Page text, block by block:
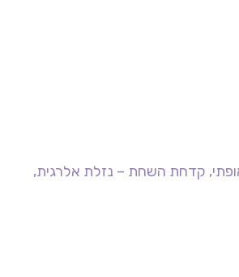
קדחת השחת – נזלת אלרגית,